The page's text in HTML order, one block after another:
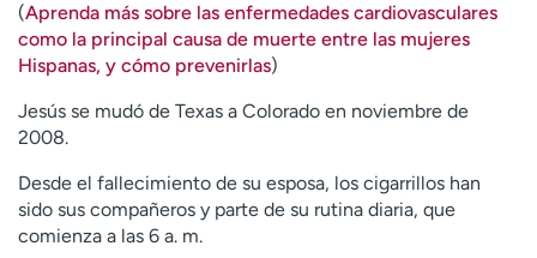
(Aprenda más sobre las enfermedades cardiovasculares
como la principal causa de muerte entre las mujeres
Hispanas, y cómo prevenirlas)
Jesús se mudó de Texas a Colorado en noviembre de
2008.
Desde el fallecimiento de su esposa, los cigarrillos han
sido sus compañeros y parte de su rutina diaria, que
comienza a las 6 a. m.